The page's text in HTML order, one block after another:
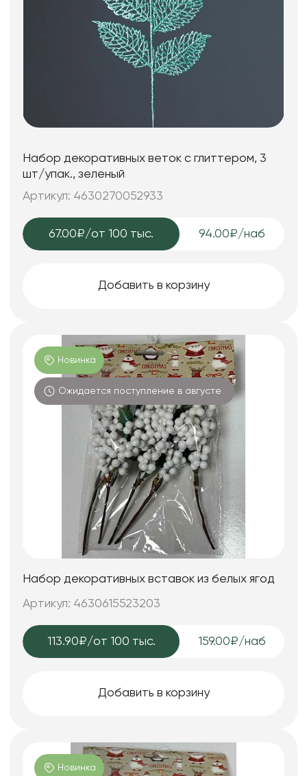
Набор декоративных веток с глиттером, 3
шт/упак., зеленый
Артикул: 4630270052933
67.00₽/от 100 тыс. 94.00₽/наб
Добавить в корзину
Новинка
Ожидается поступление в августе
Набор декоративных вставок из белых ягод
Артикул: 4630615523203
113.90₽/от 100 тыс. 159.00₽/наб
Добавить в корзину
Новинка